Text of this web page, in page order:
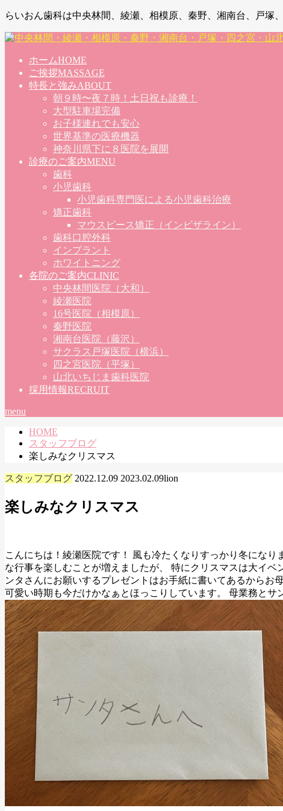
らいおん歯科は中央林間、綾瀬、相模原、秦野、湘南台、戸塚
ホームHOME
ご挨拶MASSAGE
特長と強みABOUT
朝９時〜夜７時！土日祝も診療！
大型駐車場完備
お子様連れでも安心
世界基準の医療機器
神奈川県下に８医院を展開
診療のご案内MENU
歯科
小児歯科
小児歯科専門医による小児歯科治療
矯正歯科
マウスピース矯正（インビザライン）
歯科口腔外科
インプラント
ホワイトニング
各院のご案内CLINIC
中央林間医院（大和）
綾瀬医院
16号医院（相模原）
秦野医院
湘南台医院（藤沢）
サクラス戸塚医院（横浜）
四之宮医院（平塚）
山北いちじま歯科医院
採用情報RECRUIT
menu
HOME
スタッフブログ
楽しみなクリスマス
スタッフブログ 2022.12.09 2023.02.09lion
楽しみなクリスマス
こんにちは！綾瀬医院です！ 風も冷たくなりすっかり冬にな
な行事を楽しむことが増えましたが、 特にクリスマスは大イ
ンタさんにお願いするプレゼントはお手紙に書いてあるから
可愛い時期も今だけかなぁとほっこりしています。 母業務と